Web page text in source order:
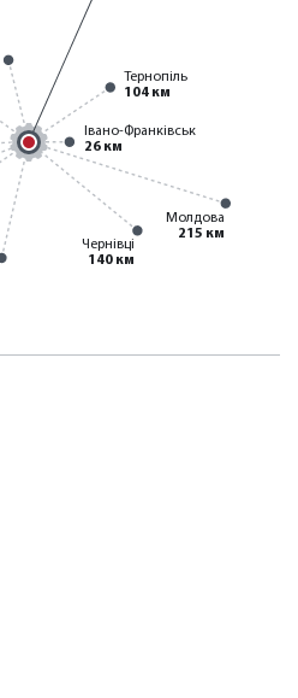
Івано-Франківськ
26 км
Тернопіль
104 км
Чернівці
140 км
Молдова
215 км